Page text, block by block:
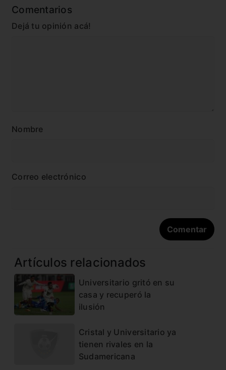
Comentarios
Dejá tu opinión acá!
Nombre
Correo electrónico
Artículos relacionados
Universitario gritó en su
casa y recuperó la
ilusión
Cristal y Universitario ya
tienen rivales en la
Sudamericana